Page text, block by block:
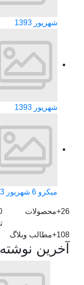
شهریور 1393
شهریور 1393
میکرو 6 شهریور 1393
26+ محصولات
108+ مطالب وبلاگ
آخرین نوشته